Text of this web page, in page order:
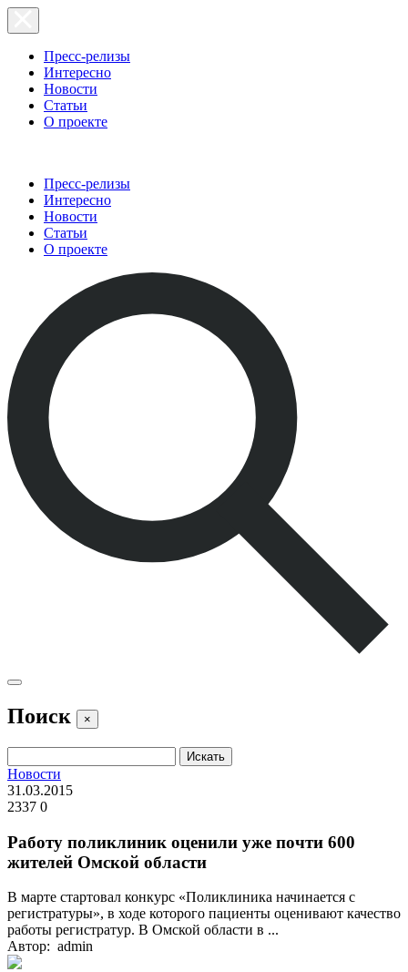
Пресс-релизы
Интересно
Новости
Статьи
О проекте
Пресс-релизы
Интересно
Новости
Статьи
О проекте
Поиск ×
Новости
31.03.2015
2337 0
Работу поликлиник оценили уже почти 600
жителей Омской области
В марте стартовал конкурс «Поликлиника начинается с
регистратуры», в ходе которого пациенты оценивают качество
работы регистратур. В Омской области в ...
Автор: admin